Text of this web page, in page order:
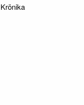
Krönika